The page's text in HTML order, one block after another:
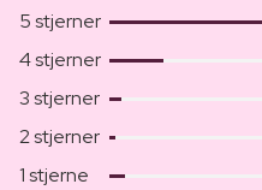
5 stjerner
4 stjerner
3 stjerner
2 stjerner
1 stjerne